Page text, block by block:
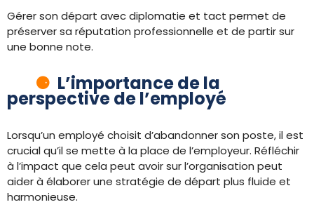
Gérer son départ avec diplomatie et tact permet de
préserver sa réputation professionnelle et de partir sur
une bonne note.
L’importance de la
perspective de l’employé
Lorsqu’un employé choisit d’abandonner son poste, il est
crucial qu’il se mette à la place de l’employeur. Réfléchir
à l’impact que cela peut avoir sur l’organisation peut
aider à élaborer une stratégie de départ plus fluide et
harmonieuse.